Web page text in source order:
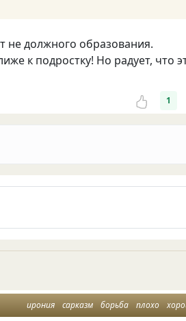
не должного образования.
к подростку! Но радует, что
1
ирония сарказм борьба плохо